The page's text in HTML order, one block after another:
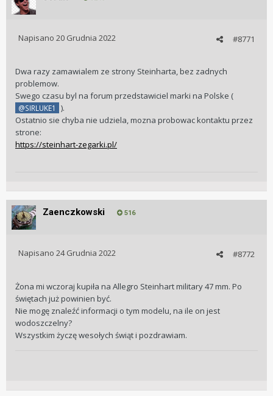
#8771
Napisano 20 Grudnia 2022
Dwa razy zamawialem ze strony Steinharta, bez zadnych
problemow.
Swego czasu byl na forum przedstawiciel marki na Polske (
@SIRLUKE1
).
Ostatnio sie chyba nie udziela, mozna probowac kontaktu przez
strone:
https://steinhart-zegarki.pl/
Zaenczkowski 516
#8772
Napisano 24 Grudnia 2022
Żona mi wczoraj kupiła na Allegro Steinhart military 47 mm. Po
świętach już powinien być.
Nie mogę znaleźć informacji o tym modelu, na ile on jest
wodoszczelny?
Wszystkim życzę wesołych świąt i pozdrawiam.